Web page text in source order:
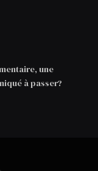
une
à passer?